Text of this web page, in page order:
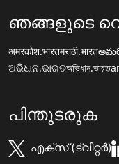
ഞങ്ങളുടെ
अमरकोश.भारतमराठी.भारत
ଅଭିଧାନ.ଭାରତঅভিধান.ভারত
പിന്തുടരുക
എക്സ് (ട്വിറ്റർ)